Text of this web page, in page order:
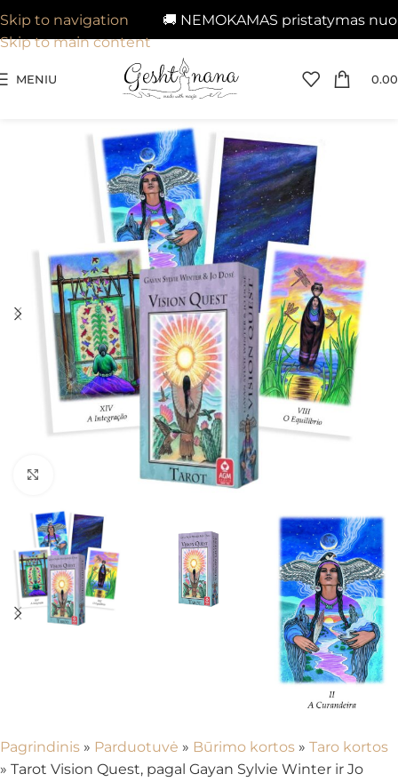
🚚 NEMOKAMAS pristatymas nuo
Skip to navigation
Skip to main content
MENIU 0.00
Spustelėkite, kad padidintumėte
Pagrindinis » Parduotuvė » Būrimo kortos » Taro kortos
» Tarot Vision Quest, pagal Gayan Sylvie Winter ir Jo